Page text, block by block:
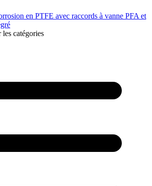
en PTFE avec raccords à vanne PFA et
catégories